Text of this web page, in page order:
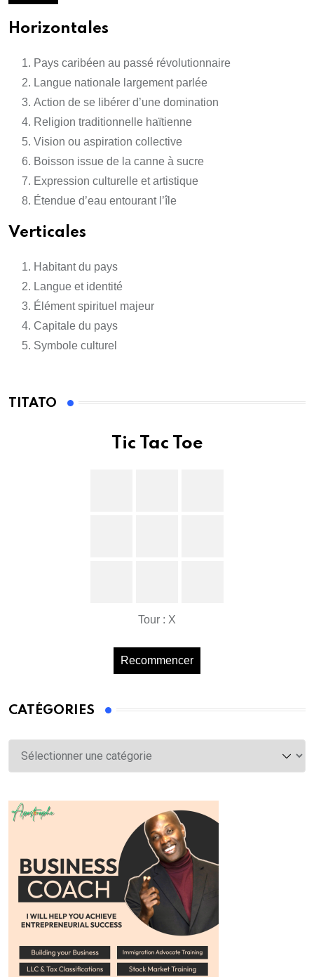
Horizontales
Pays caribéen au passé révolutionnaire
Langue nationale largement parlée
Action de se libérer d’une domination
Religion traditionnelle haïtienne
Vision ou aspiration collective
Boisson issue de la canne à sucre
Expression culturelle et artistique
Étendue d’eau entourant l’île
Verticales
Habitant du pays
Langue et identité
Élément spirituel majeur
Capitale du pays
Symbole culturel
TITATO
Tic Tac Toe
Tour : X
Recommencer
CATÉGORIES